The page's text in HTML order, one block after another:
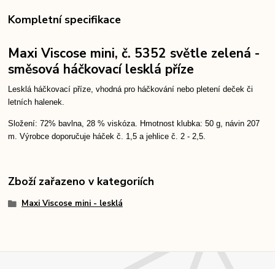
Kompletní specifikace
Maxi Viscose mini, č. 5352 světle zelená -
směsová háčkovací lesklá příze
Lesklá háčkovací příze, vhodná pro háčkování nebo pletení deček či
letních halenek.
Složení: 72% bavlna, 28 % viskóza. Hmotnost klubka: 50 g, návin 207
m. Výrobce doporučuje háček č. 1,5 a jehlice č. 2 - 2,5.
Zboží zařazeno v kategoriích
Maxi Viscose mini - lesklá